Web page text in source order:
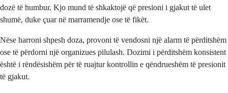
dozë të humbur. Kjo mund të shkaktojë që presioni i gjakut të ulet
shumë, duke çuar në marramendje ose të fikët.
Nëse harroni shpesh doza, provoni të vendosni një alarm të përditshëm
ose të përdorni një organizues pilulash. Dozimi i përditshëm konsistent
është i rëndësishëm për të ruajtur kontrollin e qëndrueshëm të presionit
të gjakut.